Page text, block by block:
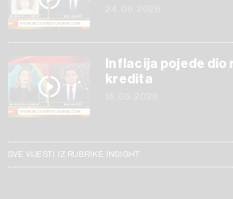
Inflacija pojede
kredita
SVE VIJESTI IZ RUBRIKE INSIGHT